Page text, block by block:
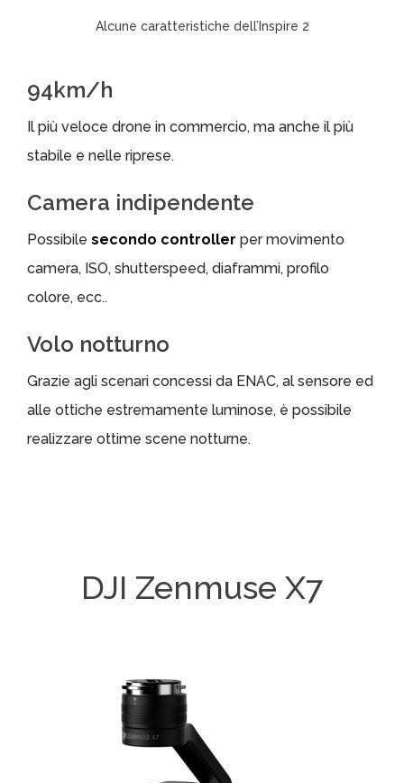
Alcune caratteristiche dell’Inspire 2
94km/h
Il più veloce drone in commercio, ma anche il più
stabile e nelle riprese.
Camera indipendente
Possibile secondo controller per movimento
camera, ISO, shutterspeed, diaframmi, profilo
colore, ecc..
Volo notturno
Grazie agli scenari concessi da ENAC, al sensore ed
alle ottiche estremamente luminose, è possibile
realizzare ottime scene notturne.
DJI Zenmuse X7